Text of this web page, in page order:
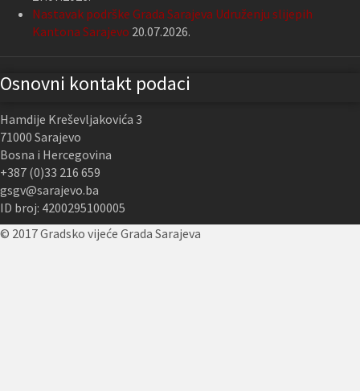
Nastavak podrške Grada Sarajeva Udruženju slijepih
Kantona Sarajevo 20.07.2026.
Osnovni kontakt podaci
Hamdije Kreševljakovića 3
71000 Sarajevo
Bosna i Hercegovina
+387 (0)33 216 659
gsgv@sarajevo.ba
ID broj: 4200295100005
© 2017 Gradsko vijeće Grada Sarajeva